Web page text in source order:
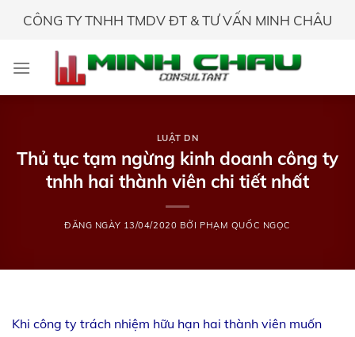
CÔNG TY TNHH TMDV ĐT & TƯ VẤN MINH CHÂU
LUẬT DN
Thủ tục tạm ngừng kinh doanh công ty
tnhh hai thành viên chi tiết nhất
ĐĂNG NGÀY 13/04/2020 BỞI PHẠM QUỐC NGỌC
Khi công ty trách nhiệm hữu hạn hai thành viên muốn